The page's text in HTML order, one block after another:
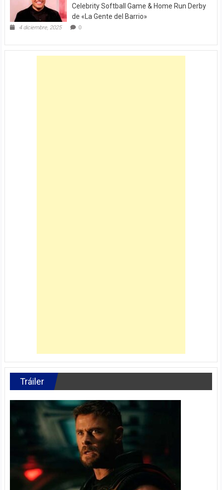
Celebrity Softball Game & Home Run Derby
de «La Gente del Barrio»
4 diciembre, 2025 0
Tráiler